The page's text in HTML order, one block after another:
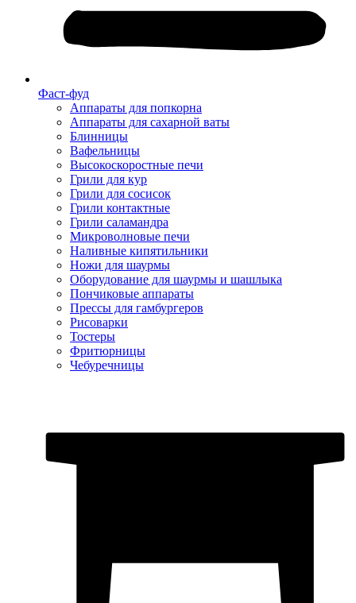
Фаст-фуд
Аппараты для попкорна
Аппараты для сахарной ваты
Блинницы
Вафельницы
Высокоскоростные печи
Грили для кур
Грили для сосисок
Грили контактные
Грили саламандра
Микроволновые печи
Наливные кипятильники
Ножи для шаурмы
Оборудование для шаурмы и шашлыка
Пончиковые аппараты
Прессы для гамбургеров
Рисоварки
Тостеры
Фритюрницы
Чебуречницы